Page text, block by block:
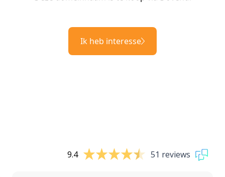
Ik heb interesse
9.4 51 reviews